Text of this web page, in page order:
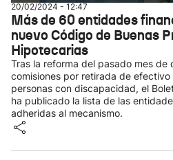
20/02/2024 - 12:47
Más de 60 entidades
nuevo Código de Buenas
Hipotecarias
Tras la reforma del pasado mes de
comisiones por retirada de
personas con discapacidad, el
ha publicado la lista de las
adheridas al mecanismo.